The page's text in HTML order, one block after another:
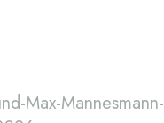
Max-Mannesmann-